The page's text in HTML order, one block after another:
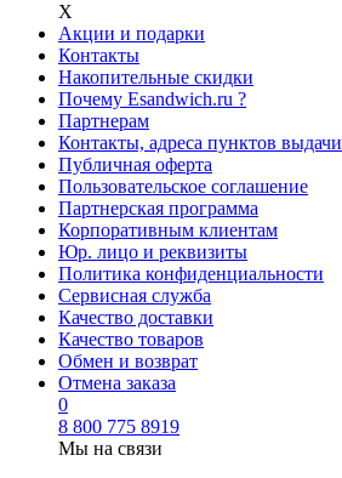
Х
Акции и подарки
Контакты
Накопительные скидки
Почему Esandwich.ru ?
Партнерам
Контакты, адреса пунктов выдачи
Публичная оферта
Пользовательское соглашение
Партнерская программа
Корпоративным клиентам
Юр. лицо и реквизиты
Политика конфиденциальности
Сервисная служба
Качество доставки
Качество товаров
Обмен и возврат
Отмена заказа
0
8 800 775 8919
Мы на связи